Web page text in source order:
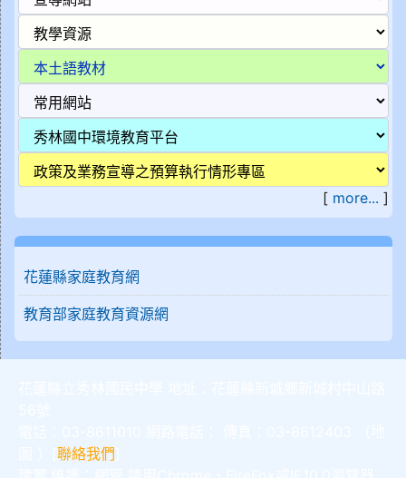
[ more... ]
花蓮縣家庭教育網
教育部家庭教育資源網
聯絡我們